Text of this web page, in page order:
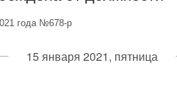
года №678-р
15 января 2021, пятница